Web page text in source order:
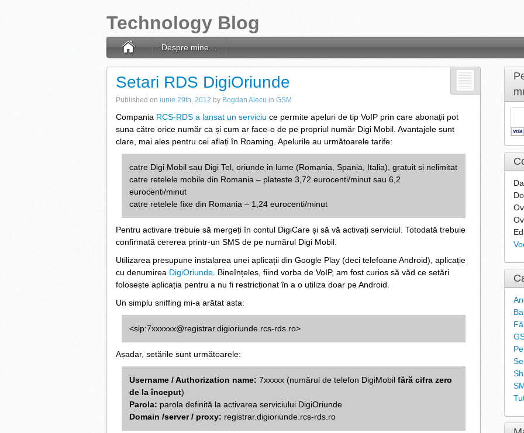
Technology Blog
Despre mine…
Setari RDS DigiOriunde
Published on iunie 29th, 2012 by Bogdan Alecu in GSM
Compania RCS-RDS a lansat un serviciu ce permite apeluri de tip VoIP prin care abonații pot
suna către orice număr ca și cum ar face-o de pe propriul număr Digi Mobil. Avantajele sunt
clare, mai ales pentru cei aflați în Roaming. Apelurile au următoarele tarife:
catre Digi Mobil sau Digi Tel, oriunde in lume (Romania, Spania, Italia), gratuit si nelimitat
catre retelele mobile din Romania – plateste 3,72 eurocenti/minut sau 6,2
eurocenti/minut
catre retelele fixe din Romania – 1,24 eurocenti/minut
Pentru activare trebuie să mergeți în contul DigiCare și să vă activați serviciul. Totodată trebuie
confirmată cererea printr-un SMS de pe numărul Digi Mobil.
Utilizarea presupune instalarea unei aplicații din Google Play (deci telefoane Android), aplicație
cu denumirea DigiOriunde . Bineînțeles, fiind vorba de VoIP, am fost curios să văd ce setări
folosește aplicația pentru a nu fi restricționat în a o utiliza doar pe Android.
Un simplu sniffing mi-a arătat asta:
<sip:7xxxxxx@registrar.digioriunde.rcs-rds.ro>
Așadar, setările sunt următoarele:
Username / Authorization name: 7xxxxx (numărul de telefon DigiMobil fără cifra zero
de la început)
Parola: parola definită la activarea serviciului DigiOriunde
Domain /server / proxy: registrar.digioriunde.rcs-rds.ro